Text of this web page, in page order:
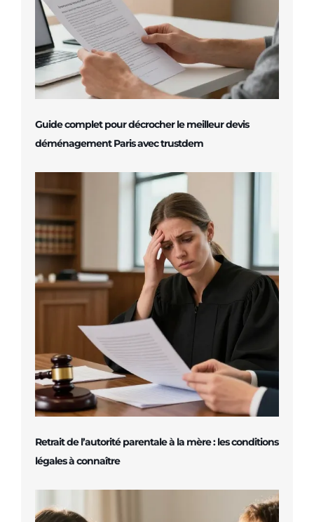
Guide complet pour décrocher le meilleur devis
déménagement Paris avec trustdem
Retrait de l’autorité parentale à la mère : les conditions
légales à connaître